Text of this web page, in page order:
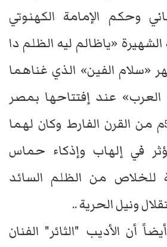
وحكم الإمامة الكهنوتي
«ياظالم ليه الظلم دا
«سلام الفين» الذي غناهما
عند إفتتاحها بمصر
الكنانة في عام 54م من القرن الفارط وكان لهما
في إلهاب وإذكاء حماس
للخلاص من الظلم السائد
ونيل الحرية ..
أن الأديب "الثائر" الفنان